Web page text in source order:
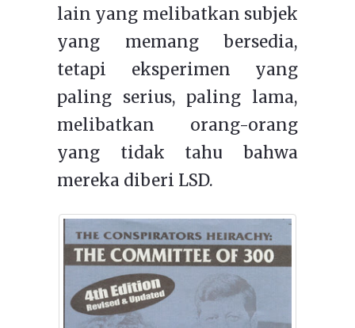
lain yang melibatkan subjek
yang memang bersedia,
tetapi eksperimen yang
paling serius, paling lama,
melibatkan orang-orang
yang tidak tahu bahwa
mereka diberi LSD.